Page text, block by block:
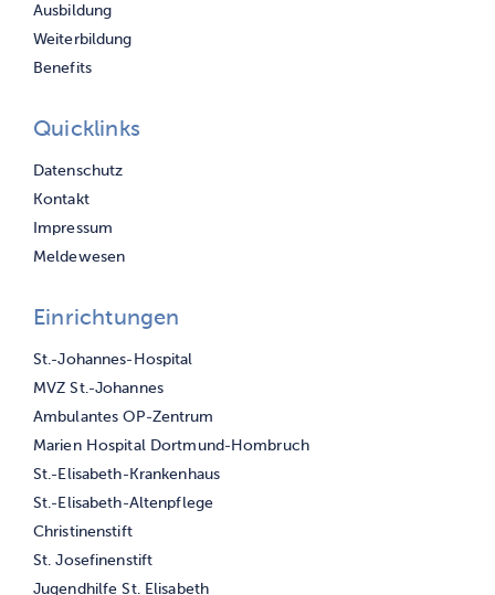
Ausbildung
Weiterbildung
Benefits
Quicklinks
Navigation
überspringen
Datenschutz
Kontakt
Impressum
Meldewesen
Einrichtungen
Navigation
überspringen
St.-Johannes-Hospital
MVZ St.-Johannes
Ambulantes OP-Zentrum
Marien Hospital Dortmund-Hombruch
St.-Elisabeth-Krankenhaus
St.-Elisabeth-Altenpflege
Christinenstift
St. Josefinenstift
Jugendhilfe St. Elisabeth